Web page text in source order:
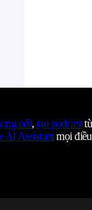
nói, tạo podcasttừ
AI Assistantmọi